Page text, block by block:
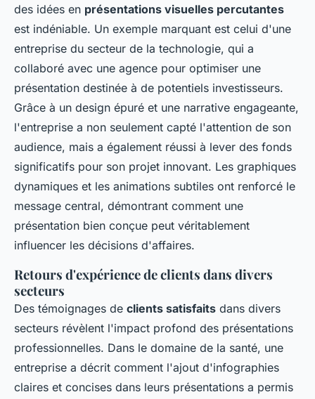
des idées en présentations visuelles percutantes
est indéniable. Un exemple marquant est celui d'une
entreprise du secteur de la technologie, qui a
collaboré avec une agence pour optimiser une
présentation destinée à de potentiels investisseurs.
Grâce à un design épuré et une narrative engageante,
l'entreprise a non seulement capté l'attention de son
audience, mais a également réussi à lever des fonds
significatifs pour son projet innovant. Les graphiques
dynamiques et les animations subtiles ont renforcé le
message central, démontrant comment une
présentation bien conçue peut véritablement
influencer les décisions d'affaires.
Retours d'expérience de clients dans divers
secteurs
Des témoignages de clients satisfaits dans divers
secteurs révèlent l'impact profond des présentations
professionnelles. Dans le domaine de la santé, une
entreprise a décrit comment l'ajout d'infographies
claires et concises dans leurs présentations a permis